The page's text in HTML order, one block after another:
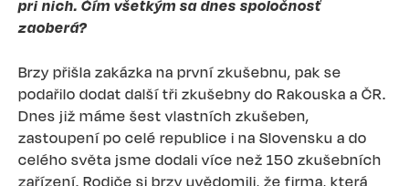
pri nich. Čím všetkým sa dnes spoločnosť
zaoberá?
Brzy přišla zakázka na první zkušebnu, pak se
podařilo dodat další tři zkušebny do Rakouska a ČR.
Dnes již máme šest vlastních zkušeben,
zastoupení po celé republice i na Slovensku a do
celého světa jsme dodali více než 150 zkušebních
zařízení. Rodiče si brzy uvědomili, že firma, která